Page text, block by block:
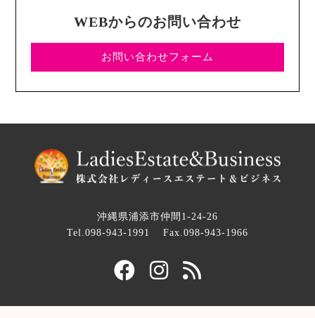
WEBからのお問い合わせ
お問い合わせフォーム
沖縄県浦添市仲間1-24-26
Tel.098-943-1991
Fax.098-943-1966